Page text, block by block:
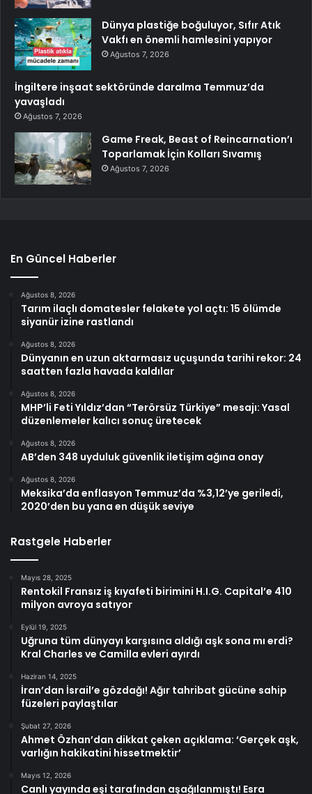
Dünya plastiğe boğuluyor, Sıfır Atık
Vakfı en önemli hamlesini yapıyor
Ağustos 7, 2026
İngiltere inşaat sektöründe daralma Temmuz’da
yavaşladı
Ağustos 7, 2026
Game Freak, Beast of Reincarnation’ı
Toparlamak İçin Kolları Sıvamış
Ağustos 7, 2026
En Güncel Haberler
Ağustos 8, 2026
Tarım ilaçlı domatesler felakete yol açtı: 15 ölümde
siyanür izine rastlandı
Ağustos 8, 2026
Dünyanın en uzun aktarmasız uçuşunda tarihi rekor: 24
saatten fazla havada kaldılar
Ağustos 8, 2026
MHP’li Feti Yıldız’dan “Terörsüz Türkiye” mesajı: Yasal
düzenlemeler kalıcı sonuç üretecek
Ağustos 8, 2026
AB’den 348 uyduluk güvenlik iletişim ağına onay
Ağustos 8, 2026
Meksika’da enflasyon Temmuz’da %3,12’ye geriledi,
2020’den bu yana en düşük seviye
Rastgele Haberler
Mayıs 28, 2025
Rentokil Fransız iş kıyafeti birimini H.I.G. Capital’e 410
milyon avroya satıyor
Eylül 19, 2025
Uğruna tüm dünyayı karşısına aldığı aşk sona mı erdi?
Kral Charles ve Camilla evleri ayırdı
Haziran 14, 2025
İran’dan İsrail’e gözdağı! Ağır tahribat gücüne sahip
füzeleri paylaştılar
Şubat 27, 2026
Ahmet Özhan’dan dikkat çeken açıklama: ‘Gerçek aşk,
varlığın hakikatini hissetmektir’
Mayıs 12, 2026
Canlı yayında eşi tarafından aşağılanmıştı! Esra